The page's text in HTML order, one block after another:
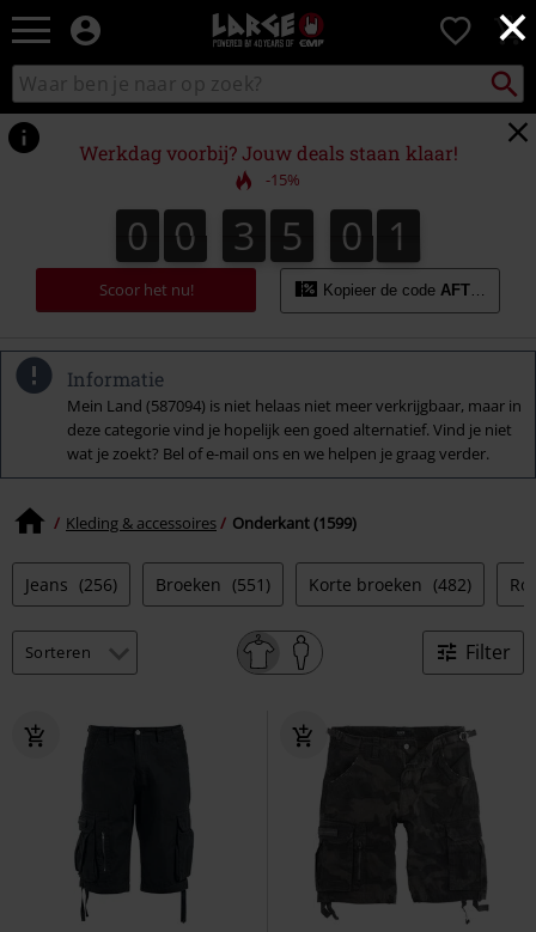
×
Large
–
Muziek-,
en
gaming-
merch
+
alternatieve
kleding
0
Zoek
in
catalogus
zoeken
Werkdag voorbij? Jouw deals staan klaar!
-15%
0
0 0
0 3
3 4
5
4
5 5
0
5
0 9
0
9
1
0
Scoor het nu! Kopieer de code
Informatie
Mein Land (587094) is niet helaas niet meer verkrijgbaar, maar in
deze categorie vind je hopelijk een goed alternatief. Vind je niet
wat je zoekt? Bel of e-mail ons en we helpen je graag verder.
Kleding & accessoires Onderkant (1599)
Jeans (256) Broeken (551) Korte broeken (482)
Filter